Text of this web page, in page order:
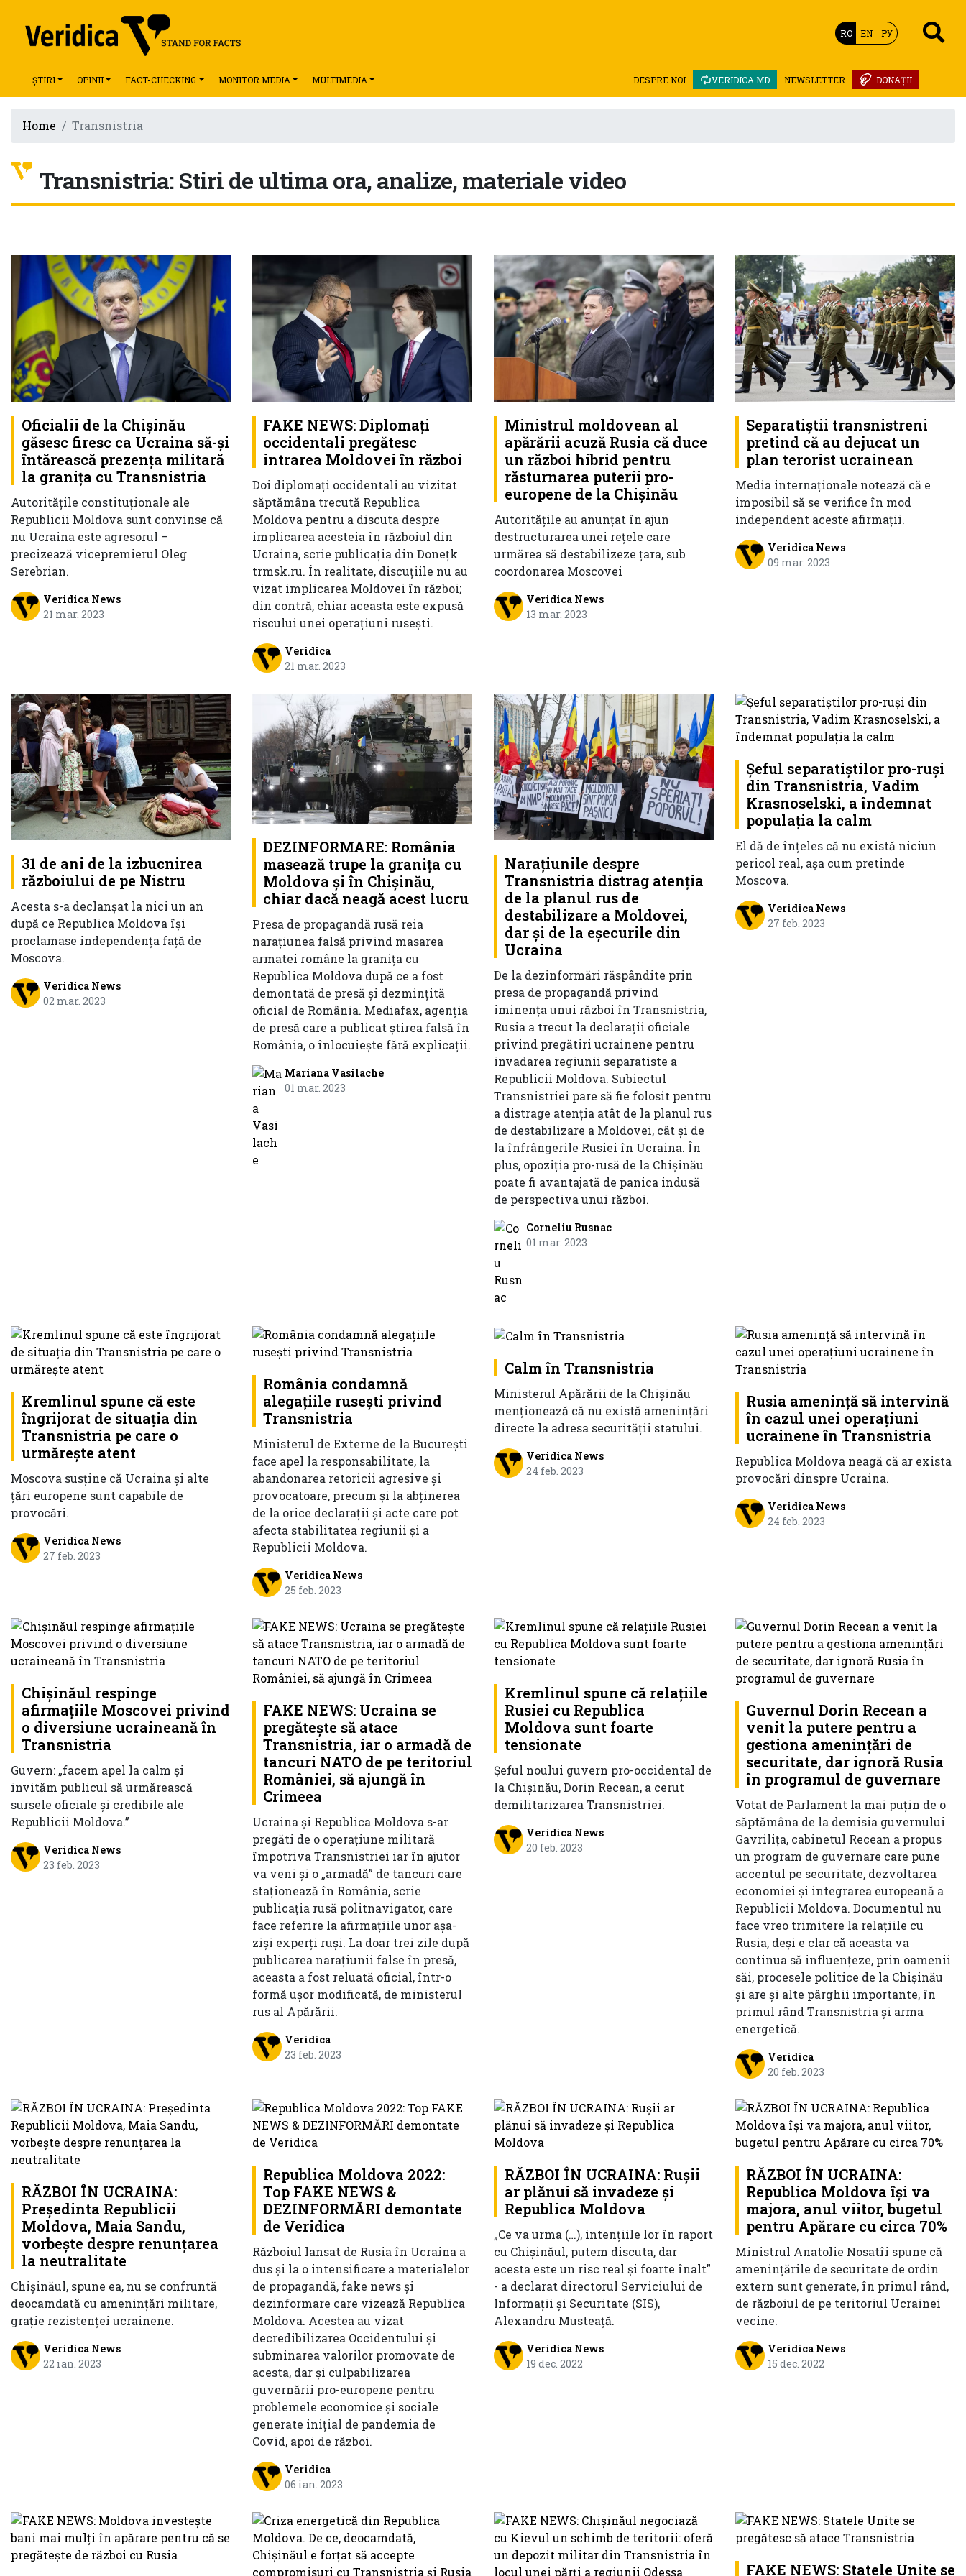
RO EN РУ
ȘTIRI OPINII FACT-CHECKING MONITOR MEDIA MULTIMEDIA DONAȚII
NEWSLETTER
VERIDICA.MD
DESPRE NOI
Home Transnistria
Transnistria: Stiri de ultima ora, analize, materiale video
Oficialii de la Chișinău
găsesc firesc ca Ucraina să-și
întărească prezența militară
la granița cu Transnistria
Autoritățile constituționale ale
Republicii Moldova sunt convinse că
nu Ucraina este agresorul –
precizează vicepremierul Oleg
Serebrian.
Veridica News
21 mar. 2023
FAKE NEWS: Diplomați
occidentali pregătesc
intrarea Moldovei în război
Doi diplomați occidentali au vizitat
săptămâna trecută Republica
Moldova pentru a discuta despre
implicarea acesteia în războiul din
Ucraina, scrie publicația din Donețk
trmsk.ru. În realitate, discuțiile nu au
vizat implicarea Moldovei în război;
din contră, chiar aceasta este expusă
riscului unei operațiuni rusești.
Veridica
21 mar. 2023
Ministrul moldovean al
apărării acuză Rusia că duce
un război hibrid pentru
răsturnarea puterii pro-
europene de la Chișinău
Autoritățile au anunțat în ajun
destructurarea unei rețele care
urmărea să destabilizeze țara, sub
coordonarea Moscovei
Veridica News
13 mar. 2023
Separatiștii transnistreni
pretind că au dejucat un
plan terorist ucrainean
Media internaționale notează că e
imposibil să se verifice în mod
independent aceste afirmații.
Veridica News
09 mar. 2023
31 de ani de la izbucnirea
războiului de pe Nistru
Acesta s-a declanșat la nici un an
după ce Republica Moldova își
proclamase independența față de
Moscova.
Veridica News
02 mar. 2023
DEZINFORMARE: România
masează trupe la granița cu
Moldova și în Chișinău,
chiar dacă neagă acest lucru
Presa de propagandă rusă reia
narațiunea falsă privind masarea
armatei române la granița cu
Republica Moldova după ce a fost
demontată de presă și dezmințită
oficial de România. Mediafax, agenția
de presă care a publicat știrea falsă în
România, o înlocuiește fără explicații.
Mariana Vasilache
01 mar. 2023
Narațiunile despre
Transnistria distrag atenția
de la planul rus de
destabilizare a Moldovei,
dar și de la eșecurile din
Ucraina
De la dezinformări răspândite prin
presa de propagandă privind
iminența unui război în Transnistria,
Rusia a trecut la declarații oficiale
privind pregătiri ucrainene pentru
invadarea regiunii separatiste a
Republicii Moldova. Subiectul
Transnistriei pare să fie folosit pentru
a distrage atenția atât de la planul rus
de destabilizare a Moldovei, cât și de
la înfrângerile Rusiei în Ucraina. În
plus, opoziția pro-rusă de la Chișinău
poate fi avantajată de panica indusă
de perspectiva unui război.
Corneliu Rusnac
01 mar. 2023
Șeful separatiștilor pro-ruși
din Transnistria, Vadim
Krasnoselski, a îndemnat
populația la calm
El dă de înțeles că nu există niciun
pericol real, așa cum pretinde
Moscova.
Veridica News
27 feb. 2023
Kremlinul spune că este
îngrijorat de situația din
Transnistria pe care o
urmărește atent
Moscova susține că Ucraina și alte
țări europene sunt capabile de
provocări.
Veridica News
27 feb. 2023
România condamnă
alegaţiile ruseşti privind
Transnistria
Ministerul de Externe de la Bucureşti
face apel la responsabilitate, la
abandonarea retoricii agresive şi
provocatoare, precum şi la abţinerea
de la orice declaraţii şi acte care pot
afecta stabilitatea regiunii şi a
Republicii Moldova.
Veridica News
25 feb. 2023
Calm în Transnistria
Ministerul Apărării de la Chișinău
menționează că nu există amenințări
directe la adresa securității statului.
Veridica News
24 feb. 2023
Rusia amenință să intervină
în cazul unei operațiuni
ucrainene în Transnistria
Republica Moldova neagă că ar exista
provocări dinspre Ucraina.
Veridica News
24 feb. 2023
Chișinăul respinge
afirmațiile Moscovei privind
o diversiune ucraineană în
Transnistria
Guvern: „facem apel la calm și
invităm publicul să urmărească
sursele oficiale și credibile ale
Republicii Moldova.”
Veridica News
23 feb. 2023
FAKE NEWS: Ucraina se
pregătește să atace
Transnistria, iar o armadă de
tancuri NATO de pe teritoriul
României, să ajungă în
Crimeea
Ucraina și Republica Moldova s-ar
pregăti de o operațiune militară
împotriva Transnistriei iar în ajutor
va veni și o „armadă” de tancuri care
staționează în România, scrie
publicația rusă politnavigator, care
face referire la afirmațiile unor așa-
ziși experți ruși. La doar trei zile după
publicarea narațiunii false în presă,
aceasta a fost reluată oficial, într-o
formă ușor modificată, de ministerul
rus al Apărării.
Veridica
23 feb. 2023
Kremlinul spune că relațiile
Rusiei cu Republica
Moldova sunt foarte
tensionate
Șeful noului guvern pro-occidental de
la Chișinău, Dorin Recean, a cerut
demilitarizarea Transnistriei.
Veridica News
20 feb. 2023
Guvernul Dorin Recean a
venit la putere pentru a
gestiona amenințări de
securitate, dar ignoră Rusia
în programul de guvernare
Votat de Parlament la mai puțin de o
săptămâna de la demisia guvernului
Gavrilița, cabinetul Recean a propus
un program de guvernare care pune
accentul pe securitate, dezvoltarea
economiei și integrarea europeană a
Republicii Moldova. Documentul nu
face vreo trimitere la relațiile cu
Rusia, deși e clar că aceasta va
continua să influențeze, prin oamenii
săi, procesele politice de la Chișinău
și are și alte pârghii importante, în
primul rând Transnistria și arma
energetică.
Veridica
20 feb. 2023
RĂZBOI ÎN UCRAINA:
Președinta Republicii
Moldova, Maia Sandu,
vorbește despre renunțarea
la neutralitate
Chișinăul, spune ea, nu se confruntă
deocamdată cu amenințări militare,
grație rezistenței ucrainene.
Veridica News
22 ian. 2023
Republica Moldova 2022:
Top FAKE NEWS &
DEZINFORMĂRI demontate
de Veridica
Războiul lansat de Rusia în Ucraina a
dus și la o intensificare a materialelor
de propagandă, fake news și
dezinformare care vizează Republica
Moldova. Acestea au vizat
decredibilizarea Occidentului și
subminarea valorilor promovate de
acesta, dar și culpabilizarea
guvernării pro-europene pentru
problemele economice și sociale
generate inițial de pandemia de
Covid, apoi de război.
Veridica
06 ian. 2023
RĂZBOI ÎN UCRAINA: Rușii
ar plănui să invadeze și
Republica Moldova
„Ce va urma (…), intențiile lor în raport
cu Chișinăul, putem discuta, dar
acesta este un risc real și foarte înalt"
- a declarat directorul Serviciului de
Informații și Securitate (SIS),
Alexandru Musteață.
Veridica News
19 dec. 2022
RĂZBOI ÎN UCRAINA:
Republica Moldova își va
majora, anul viitor, bugetul
pentru Apărare cu circa 70%
Ministrul Anatolie Nosatîi spune că
amenințările de securitate de ordin
extern sunt generate, în primul rând,
de războiul de pe teritoriul Ucrainei
vecine.
Veridica News
15 dec. 2022
FAKE NEWS: Statele Unite se